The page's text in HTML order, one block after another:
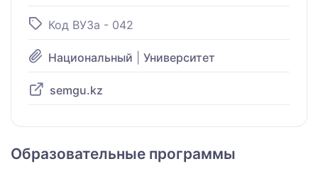
Код ВУЗа - 042
Национальный Университет
semgu.kz
Образовательные программы